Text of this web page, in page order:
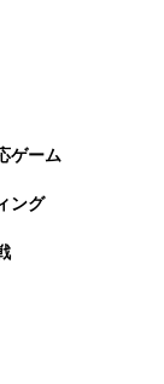
ゲーム
ング